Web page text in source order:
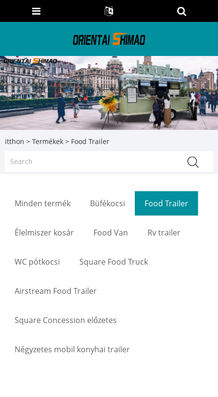
itthon > Termékek > Food Trailer
Minden termék Büfékocsi Food Trailer
Élelmiszer kosár Food Van Rv trailer
WC pótkocsi Square Food Truck
Airstream Food Trailer
Square Concession előzetes
Négyzetes mobil konyhai trailer